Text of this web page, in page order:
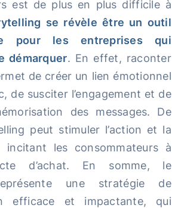
est de plus en plus difficile à
se révèle être un outil
pour les entreprises qui
démarquer. En effet, raconter
de créer un lien émotionnel
de susciter l’engagement et de
des messages. De
peut stimuler l’action et la
incitant les consommateurs à
d’achat. En somme, le
une stratégie de
efficace et impactante, qui